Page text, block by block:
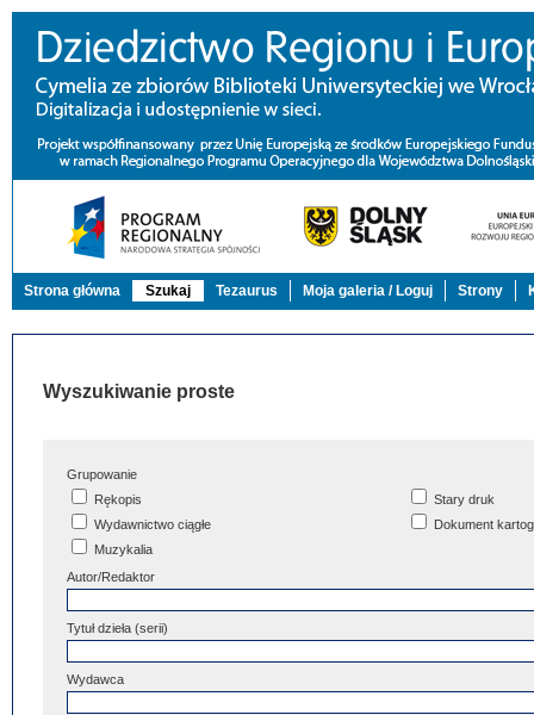
Strona główna Szukaj Tezaurus Moja galeria / Loguj Strony
Wyszukiwanie proste
Grupowanie
Rękopis
Stary druk
Wydawnictwo ciągłe
Dokument
Muzykalia
Autor/Redaktor
Tytuł dzieła (serii)
Wydawca